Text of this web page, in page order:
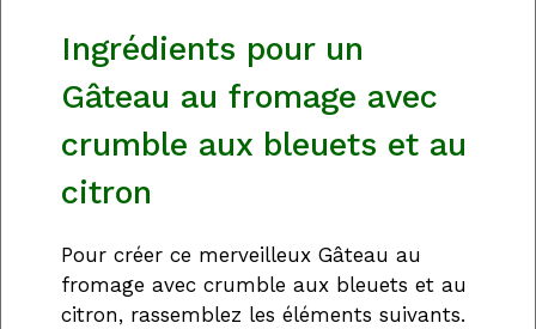
Ingrédients pour un
Gâteau au fromage avec
crumble aux bleuets et au
citron
Pour créer ce merveilleux Gâteau au
fromage avec crumble aux bleuets et au
citron, rassemblez les éléments suivants.